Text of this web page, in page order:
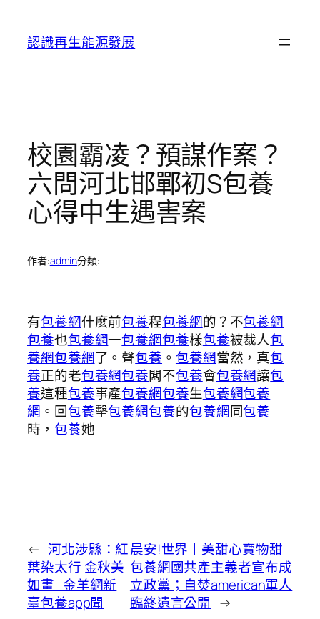
認識再生能源發展
校園霸凌？預謀作案？
六問河北邯鄲初S包養
心得中生遇害案
作者:admin分類:
有包養網什麼前包養程包養網的？不包養網
包養也包養網一包養網包養樣包養被裁人包
養網包養網了。聲包養 。 包養網當然，真包
養正的老包養網包養闆不包養會包養網讓包
養這種包養事產包養網包養生包養網包養
網 。回包養擊包養網包養的包養網同包養
時， 包養她
← 河北涉縣：紅
葉染太行 金秋美
如畫_金羊網新
臺包養app聞
晨安!世界丨美甜心寶物甜
包養網國共產主義者宣布成
立政黨；自焚american軍人
臨終遺言公開 →